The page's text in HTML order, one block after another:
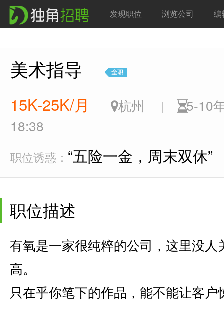
发现职位 浏览公司 编
美术指导
15K-25K/月 杭州 |
5-
18:38
职位诱惑： “五险一金，周末双休”
职位描述
有氧是一家很纯粹的公司，这里没
高。
只在乎你笔下的作品，能不能让客